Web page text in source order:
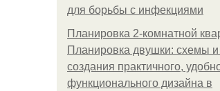
для борьбы с инфекциями
Планировка 2-комнатной
Планировка двушки: схемы
создания практичного,
функционального дизайна в